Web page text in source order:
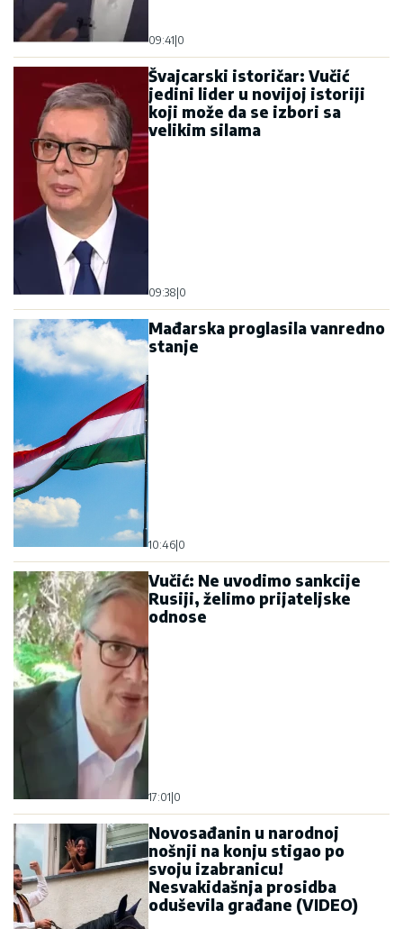
09:41|0
Švajcarski istoričar: Vučić
jedini lider u novijoj istoriji
koji može da se izbori sa
velikim silama
09:38|0
Mađarska proglasila vanredno
stanje
10:46|0
Vučić: Ne uvodimo sankcije
Rusiji, želimo prijateljske
odnose
17:01|0
Novosađanin u narodnoj
nošnji na konju stigao po
svoju izabranicu!
Nesvakidašnja prosidba
oduševila građane (VIDEO)